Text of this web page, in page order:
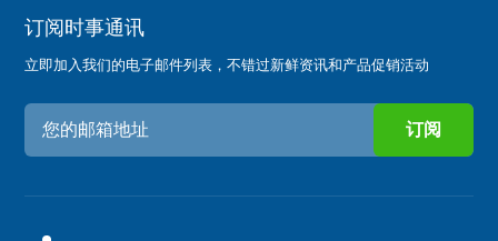
订阅时事通讯
立即加入我们的电子邮件列表，不错过新鲜资讯和产品促销活动